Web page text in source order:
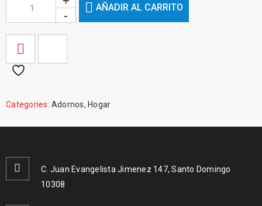
AÑADIR AL CARRITO
Categories: Adornos, Hogar
C. Juan Evangelista Jimenez 147, Santo Domingo
10308